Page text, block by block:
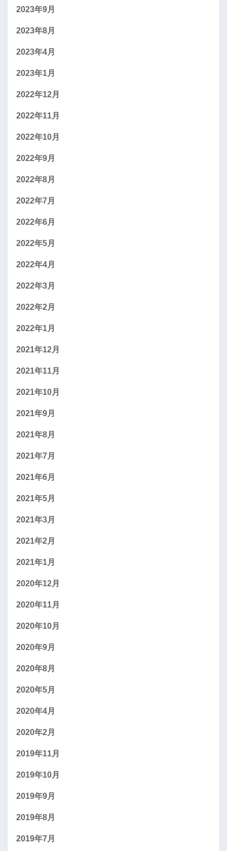
2023年9月
2023年8月
2023年4月
2023年1月
2022年12月
2022年11月
2022年10月
2022年9月
2022年8月
2022年7月
2022年6月
2022年5月
2022年4月
2022年3月
2022年2月
2022年1月
2021年12月
2021年11月
2021年10月
2021年9月
2021年8月
2021年7月
2021年6月
2021年5月
2021年3月
2021年2月
2021年1月
2020年12月
2020年11月
2020年10月
2020年9月
2020年8月
2020年5月
2020年4月
2020年2月
2019年11月
2019年10月
2019年9月
2019年8月
2019年7月